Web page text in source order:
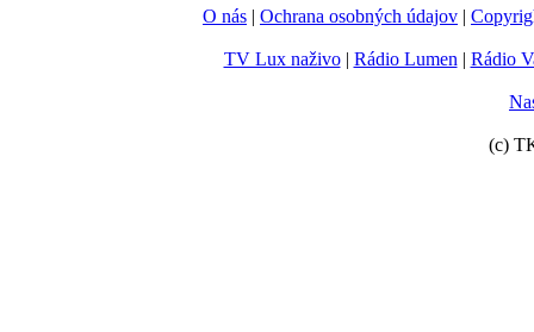
O nás | Ochrana osobných údajov |
TV Lux naživo| Rádio Lumen | Rádio
(c)